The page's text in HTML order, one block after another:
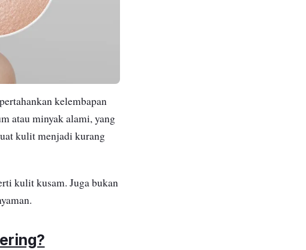
kelembapan
atau minyak alami, yang
kulit menjadi kurang
kulit kusam. Juga bukan